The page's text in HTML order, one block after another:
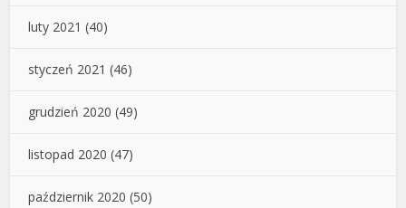
luty 2021 (40)
styczeń 2021 (46)
grudzień 2020 (49)
listopad 2020 (47)
październik 2020 (50)